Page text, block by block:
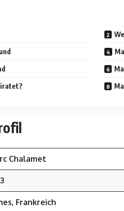
Chalamet
Frankreich